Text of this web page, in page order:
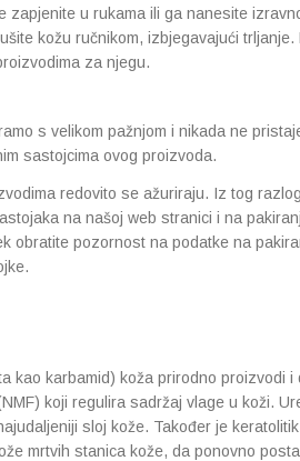
zapjenite u rukama ili ga nanesite
kožu ručnikom, izbjegavajući
za njegu.
s velikom pažnjom i nikada ne
sastojcima ovog proizvoda.
redovito se ažuriraju. Iz tog
na našoj web stranici i na
obratite pozornost na podatke na
kao karbamid) koža prirodno proizvodi
koji regulira sadržaj vlage u koži.
sloj kože. Također je
mrtvih stanica kože, da ponovno